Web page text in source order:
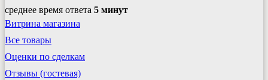
среднее время ответа 5 минут
Витрина магазина
Все товары
Оценки по сделкам
Отзывы (гостевая)